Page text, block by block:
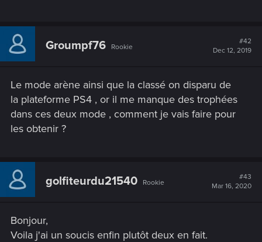
Groumpf76 Rookie
#42
Dec 12, 2019
Le mode arène ainsi que la classé on disparu de
la plateforme PS4 , or il me manque des trophées
dans ces deux mode , comment je vais faire pour
les obtenir ?
golfiteurdu21540 Rookie
#43
Mar 16, 2020
Bonjour,
Voila j'ai un soucis enfin plutôt deux en fait.